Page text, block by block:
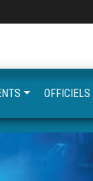
OFFICIELS